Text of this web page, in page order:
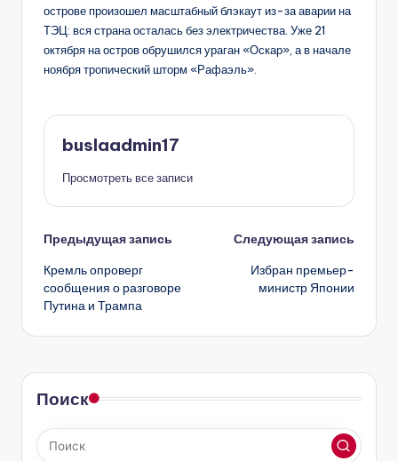
острове произошел масштабный блэкаут из-за аварии на
ТЭЦ: вся страна осталась без электричества. Уже 21
октября на остров обрушился ураган «Оскар», а в начале
ноября тропический шторм «Рафаэль».
buslaadmin17
Просмотреть все записи
Навигация
записи
Предыдущая запись
Кремль опроверг
сообщения о разговоре
Путина и Трампа
Следующая запись
Избран премьер-
министр Японии
Поиск